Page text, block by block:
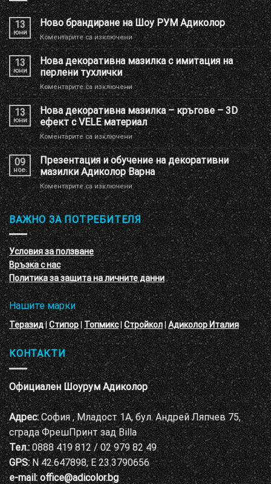
13
юни
Ново брандиране на Шоу РУМ Адиколор
Коментарите са изключениза
Ново
брандиране
на
Шоу
РУМ
Адиколор
13
юни
Нова декоративна мазилка с имитация на
перлени тухлички
Коментарите са изключениза
Нова
декоративна
мазилка
с
имитация
на
перлени
тухлички
13
юни
Нова декоративна мазилка – кръгове – 3D
ефект с VELE материал
Коментарите са изключениза
Нова
декоративна
мазилка
–
кръгове
–
3D
ефект
с
VELE
материал
09
ное.
Презентация и обучение на декоративни
мазилки Адиколор Варна
Коментарите са изключениза
Презентация
и
обучение
на
декоративни
мазилки
Адиколор
Варна
ВАЖНО ЗА ПОТРЕБИТЕЛЯ
Условия за ползване
Връзка с нас
Политика за защита на личните данни
Нашите марки
Теразид|Стипор|Топмикс|Стройкол|Адиколор Италия
КОНТАКТИ
Официален Шоурум Адиколор
Адрес:София , Младост 1А, бул. Андрей Ляпчев 75,
сграда ФрешПринт зад Billa
Тел.:0888 419 812 / 02 979 82 49
GPS:N 42.647898, E 23.3790656
e-mail: office@adicolor.bg